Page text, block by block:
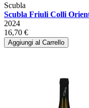
Scubla
Scubla Friuli Colli
2024
16,70 €
Aggiungi al Carrello